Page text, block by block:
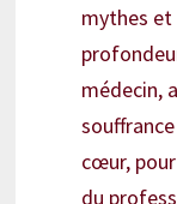
mythes et
médecin,
cœur,
du